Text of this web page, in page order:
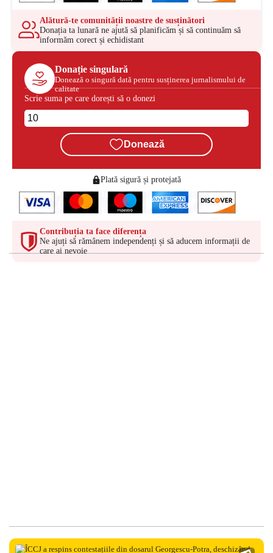
Alătură-te comunității noastre de susținători
Donația ta lunară ne ajută să planificăm și să continuăm să
informăm corect și echidistant
Donație singulară
Donează o singură dată pentru susținerea jurnalismului de
calitate
Scrie suma pe care dorești să o donezi
Donează
Plată sigură și protejată
Contribuția ta face diferența
Ne ajuți să rămânem independenți și să aducem informații de
care ai nevoie